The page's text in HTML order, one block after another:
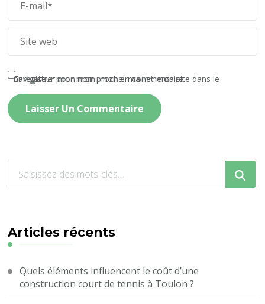
Enregistrer mon nom, mon e-mail et mon site dans le navigateur pour mon prochain commentaire.
recherchiez
?
Articles récents
Quels éléments influencent le coût d’une
construction court de tennis à Toulon ?